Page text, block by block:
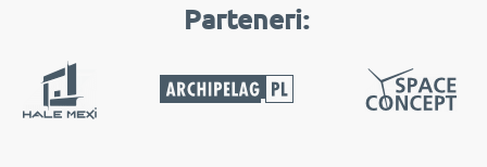
Parteneri: